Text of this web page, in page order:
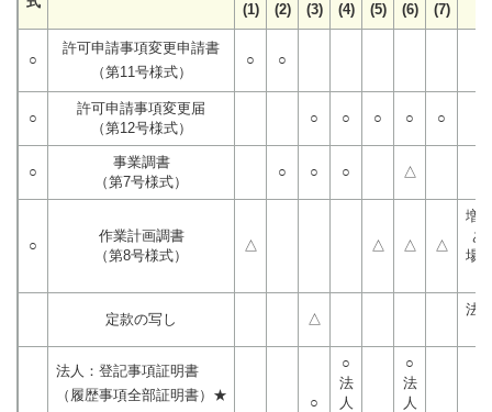
(1) (2) (3) (4) (5) (6) (7)
○
許可申請事項変更申請書
（第11号様式）
○ ○
○
許可申請事項変更届
（第12号様式）
○ ○ ○ ○ ○
○
事業調書
（第7号様式）
○ ○ ○ △
○
作業計画調書
（第8号様式）
△ △ △ △
増
あ
場
定款の写し △
法
法人：登記事項証明書
（履歴事項全部証明書）★
○
○
法
人
○
法
人